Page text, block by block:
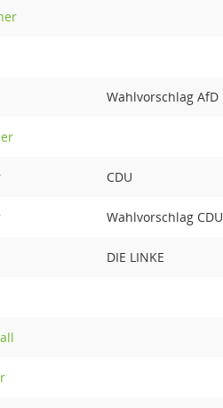
Wahlvorschlag AfD
CDU
Wahlvorschlag CDU
DIE LINKE